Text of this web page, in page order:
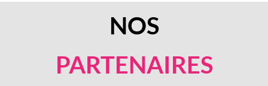
NOS
PARTENAIRES